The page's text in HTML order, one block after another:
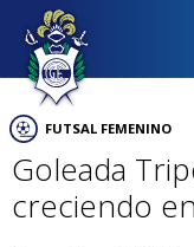
FUTSAL FEMENINO
Goleada
creciendo